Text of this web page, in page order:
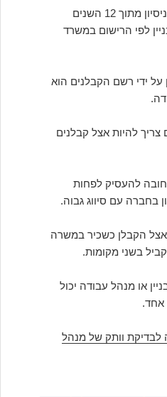
עם 6 שנים ניסיון מתוך 12 השנים
לפי הרישום במשרד
על ידי רשם הקבלנים הוא
צריך להיות אצל קבלנים
בחברות בסיווג ג3 ג4 ו ג5 חובה להעסיק לפחות
בחברה עם סיווג גבוה.
אצל הקבלן כשכיר במשרה
בשני מקומות.
או מנהל עבודה יכול
אחד.
לבדיקת וותק של מנהל